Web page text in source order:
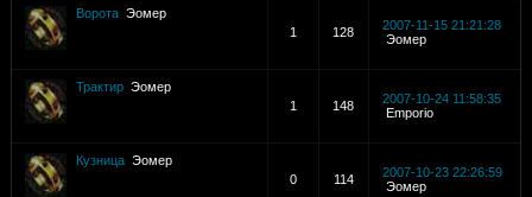
Ворота Эомер
1
128
2007-11-15 21:21:28
Эомер
Трактир Эомер
1
148
2007-10-24 11:58:35
Emporio
Кузница Эомер
0
114
2007-10-23 22:26:59
Эомер